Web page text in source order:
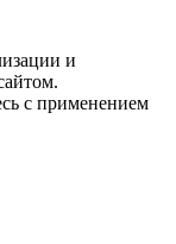
и
с применением